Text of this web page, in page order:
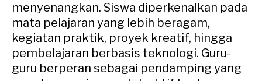
menyenangkan. Siswa diperkenalkan pada
mata pelajaran yang lebih beragam,
kegiatan praktik, proyek kreatif, hingga
pembelajaran berbasis teknologi. Guru-
guru berperan sebagai pendamping yang